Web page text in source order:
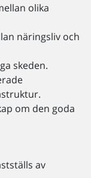
olika
näringsliv och
skeden.
om den goda
av